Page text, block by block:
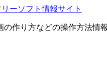
リーソフト情報サイト
の作り方などの操作方法情